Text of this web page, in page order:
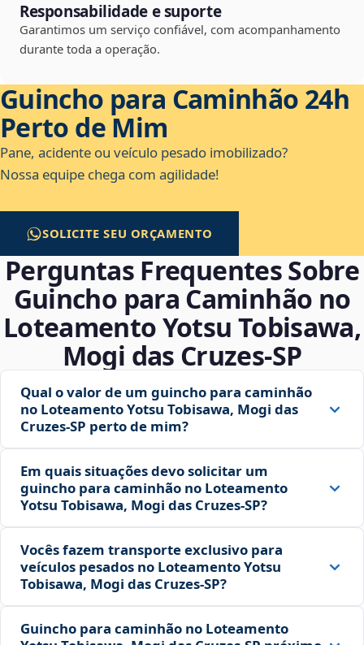
Responsabilidade e suporte
Garantimos um serviço confiável, com acompanhamento
durante toda a operação.
Guincho para Caminhão 24h
Perto de Mim
Pane, acidente ou veículo pesado imobilizado?
Nossa equipe chega com agilidade!
SOLICITE SEU ORÇAMENTO
Perguntas Frequentes Sobre
Guincho para Caminhão no
Loteamento Yotsu Tobisawa,
Mogi das Cruzes‑SP
Qual o valor de um guincho para caminhão
no Loteamento Yotsu Tobisawa, Mogi das
Cruzes‑SP perto de mim?
Em quais situações devo solicitar um
guincho para caminhão no Loteamento
Yotsu Tobisawa, Mogi das Cruzes‑SP?
Vocês fazem transporte exclusivo para
veículos pesados no Loteamento Yotsu
Tobisawa, Mogi das Cruzes‑SP?
Guincho para caminhão no Loteamento